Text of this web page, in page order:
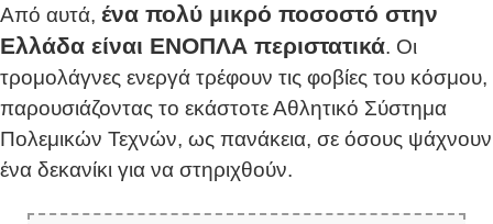
Από αυτά, ένα πολύ μικρό ποσοστό στην
Ελλάδα είναι ΕΝΟΠΛΑ περιστατικά. Οι
τρομολάγνες ενεργά τρέφουν τις φοβίες του κόσμου,
παρουσιάζοντας το εκάστοτε Αθλητικό Σύστημα
Πολεμικών Τεχνών, ως πανάκεια, σε όσους ψάχνουν
ένα δεκανίκι για να στηριχθούν.